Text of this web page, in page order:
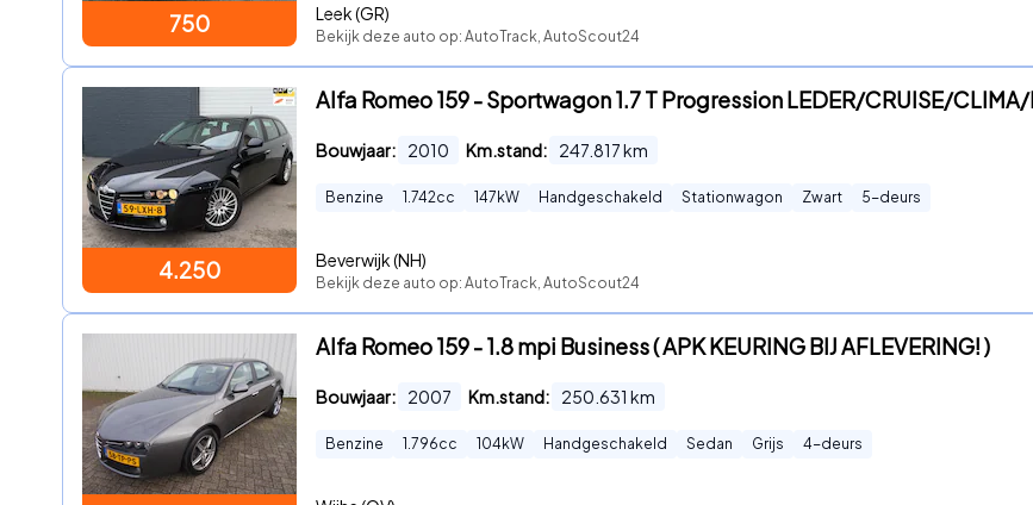
750 Leek (GR)
Bekijk deze auto op: AutoTrack, AutoScout24
4.250
Alfa Romeo 159 - Sportwagon 1.7 T Progression LEDER/CRUISE/
Bouwjaar: 2010 Km.stand: 247.817km
Benzine 1.742cc 147 kW Handgeschakeld Stationwagon Zwart 5-deurs
Beverwijk (NH)
Bekijk deze auto op: AutoTrack, AutoScout24
Alfa Romeo 159 - 1.8 mpi Business ( APK KEURING BIJ AFLEVERING! )
Bouwjaar: 2007 Km.stand: 250.631 km
Benzine 1.796cc 104 kW Handgeschakeld Sedan Grijs 4-deurs